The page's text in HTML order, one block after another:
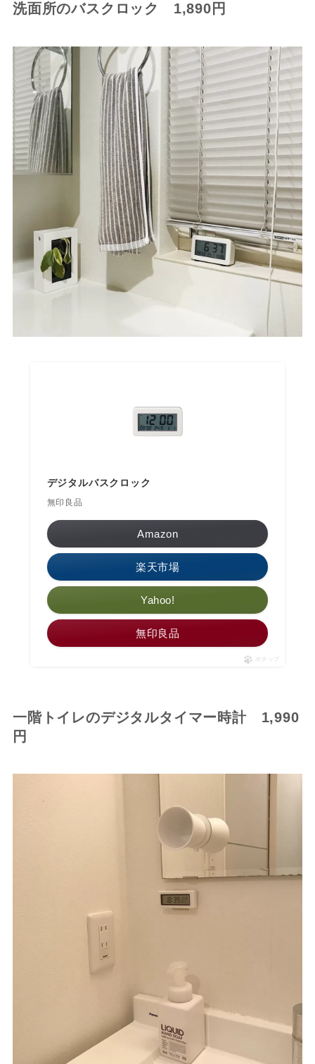
洗面所のバスクロック 1,890円
デジタルバスクロック
無印良品
Amazon
楽天市場
Yahoo!
無印良品
ポチップ
一階トイレのデジタルタイマー時計 1,990
円